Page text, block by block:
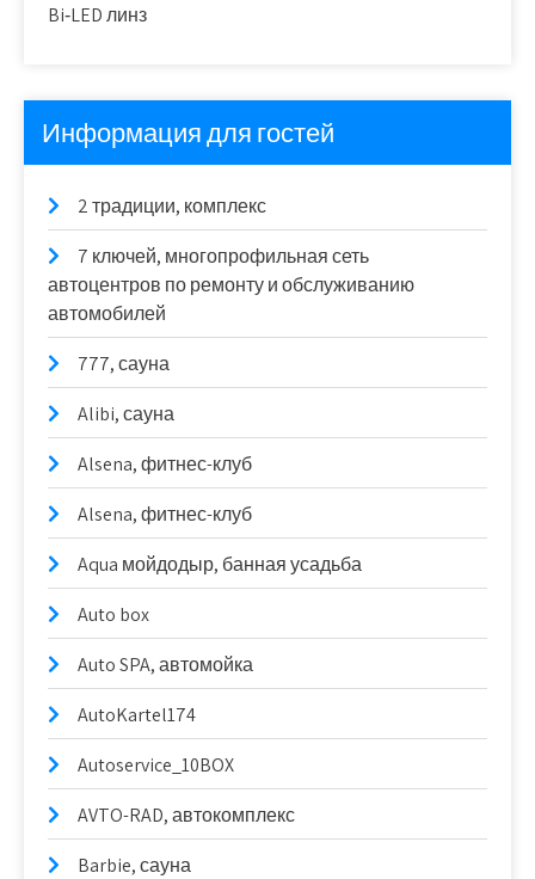
Bi‑LED линз
Информация для гостей
2 традиции, комплекс
7 ключей, многопрофильная сеть
автоцентров по ремонту и обслуживанию
автомобилей
777, сауна
Alibi, сауна
Alsena, фитнес-клуб
Alsena, фитнес-клуб
Aqua мойдодыр, банная усадьба
Auto box
Auto SPA, автомойка
AutoKartel174
Autoservice_10BOX
AVTO-RAD, автокомплекс
Barbie, сауна